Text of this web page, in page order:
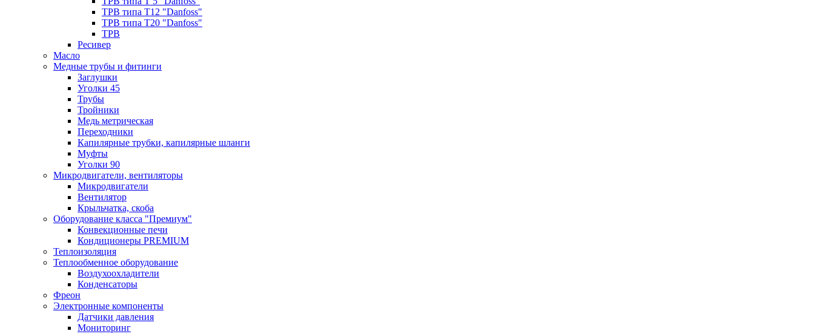
ТРВ типа Т12 "Danfoss"
ТРВ типа Т20 "Danfoss"
ТРВ
Ресивер
Масло
Медные трубы и фитинги
Заглушки
Уголки 45
Трубы
Тройники
Медь метрическая
Переходники
Капилярные трубки, капилярные шланги
Муфты
Уголки 90
Микродвигатели, вентиляторы
Микродвигатели
Вентилятор
Крыльчатка, скоба
Оборудование класса "Премиум"
Конвекционные печи
Кондиционеры PREMIUM
Теплоизоляция
Теплообменное оборудование
Воздухоохладители
Конденсаторы
Фреон
Электронные компоненты
Датчики давления
Мониторинг